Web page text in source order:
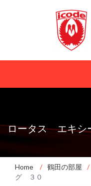
ロータス エキシ
Home / 鶴田の部屋 /
グ ３０